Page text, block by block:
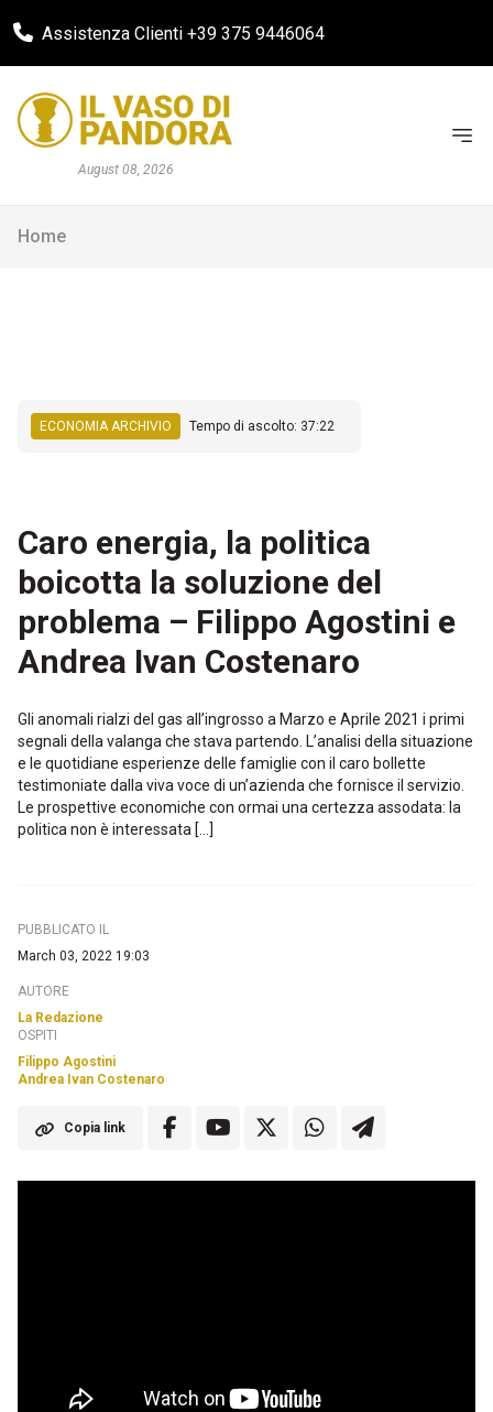
Assistenza Clienti +39 375 9446064
August 08, 2026
Home
ECONOMIA ARCHIVIO Tempo di ascolto: 37:22
Caro energia, la politica
boicotta la soluzione del
problema – Filippo Agostini e
Andrea Ivan Costenaro
Gli anomali rialzi del gas all’ingrosso a Marzo e Aprile 2021 i primi
segnali della valanga che stava partendo. L’analisi della situazione
e le quotidiane esperienze delle famiglie con il caro bollette
testimoniate dalla viva voce di un’azienda che fornisce il servizio.
Le prospettive economiche con ormai una certezza assodata: la
politica non è interessata […]
PUBBLICATO IL
March 03, 2022 19:03
AUTORE
La Redazione
OSPITI
Filippo Agostini
Andrea Ivan Costenaro
Copia link